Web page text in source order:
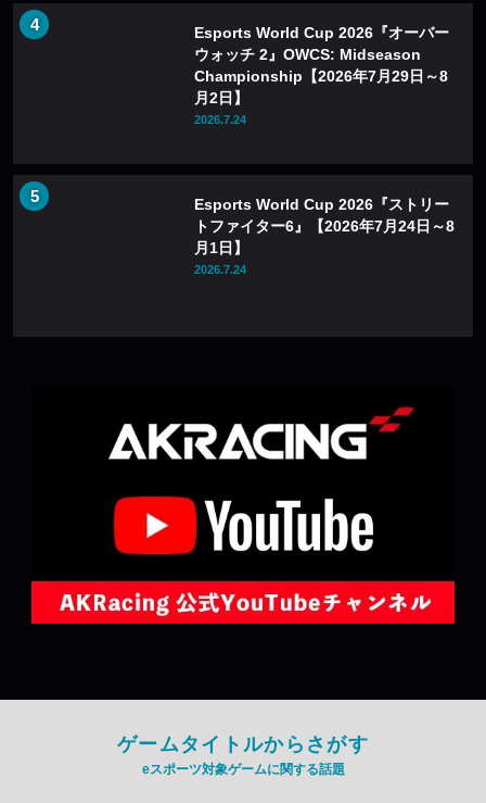
Esports World Cup 2026『オーバー
ウォッチ 2』OWCS: Midseason
Championship【2026年7月29日～8
月2日】
2026.7.24
Esports World Cup 2026『ストリー
トファイター6』【2026年7月24日～8
月1日】
2026.7.24
ゲームタイトルからさがす
eスポーツ対象ゲームに関する話題